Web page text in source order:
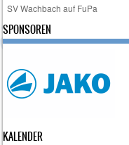
SV Wachbach auf FuPa
SPONSOREN
KALENDER